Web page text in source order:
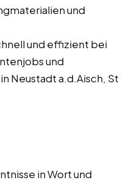
und
und effizient bei
und
Neustadt a.d.Aisch, St
in Wort und